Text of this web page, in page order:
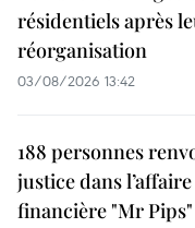
résidentiels après
réorganisation
03/08/2026 13:42
188 personnes
justice dans
financière "Mr Pips"